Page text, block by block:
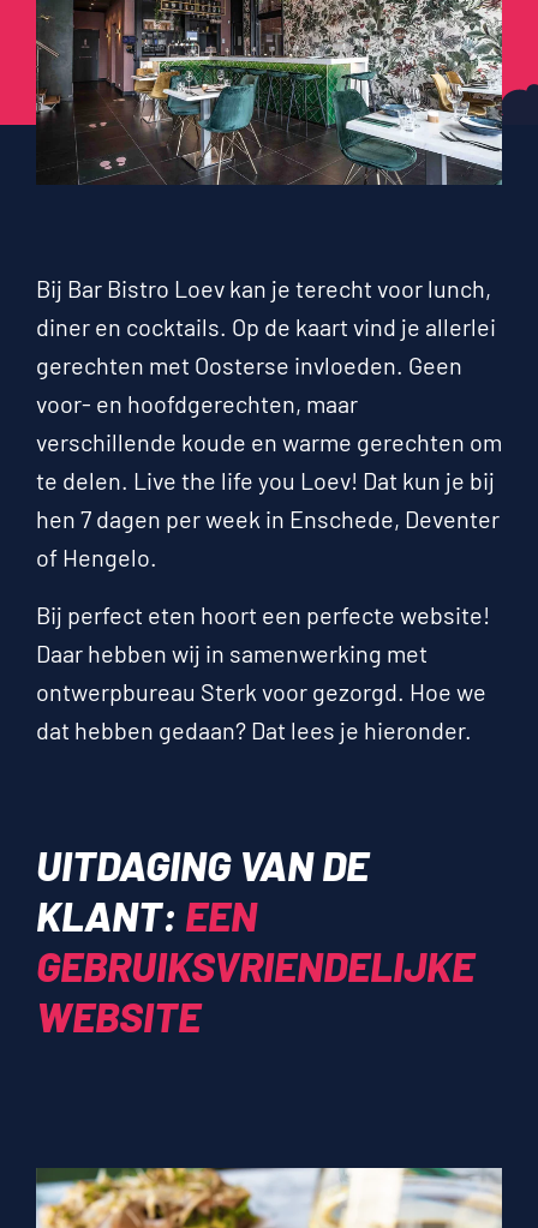
UITDAGING VAN DE
KLANT: EEN
GEBRUIKSVRIENDELIJKE
WEBSITE
Bij Bar Bistro Loev kan je terecht voor lunch,
diner en cocktails. Op de kaart vind je allerlei
gerechten met Oosterse invloeden. Geen
voor- en hoofdgerechten, maar
verschillende koude en warme gerechten om
te delen. Live the life you Loev! Dat kun je bij
hen 7 dagen per week in Enschede, Deventer
of Hengelo.
Bij perfect eten hoort een perfecte website!
Daar hebben wij in samenwerking met
ontwerpbureau Sterk voor gezorgd. Hoe we
dat hebben gedaan? Dat lees je hieronder.